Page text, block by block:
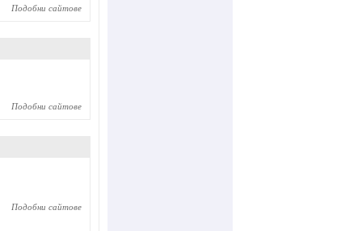
Подобни сайтове
Подобни сайтове
Подобни сайтове